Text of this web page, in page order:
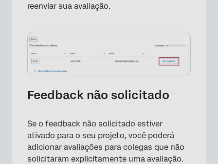
reenviar sua avaliação.
Feedback não solicitado
Se o feedback não solicitado estiver
ativado para o seu projeto, você poderá
adicionar avaliações para colegas que não
solicitaram explicitamente uma avaliação.